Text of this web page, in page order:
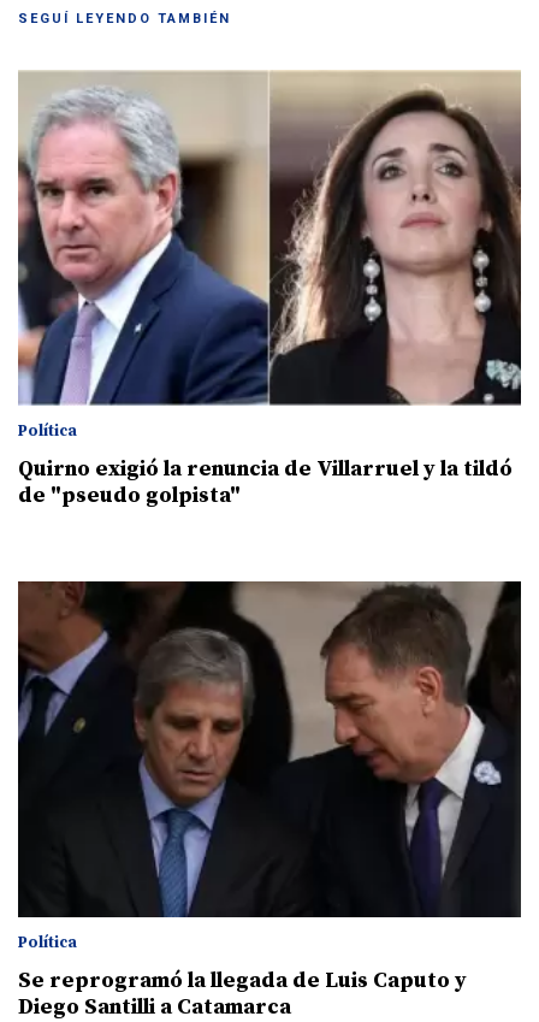
SEGUÍ LEYENDO TAMBIÉN
Política
Quirno exigió la renuncia de Villarruel y la tildó
de "pseudo golpista"
Política
Se reprogramó la llegada de Luis Caputo y
Diego Santilli a Catamarca